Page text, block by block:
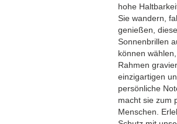
hohe
Sie wandern,
genießen,
Sonnenbrillen
können
Rahmen
einzigartigen
persönliche
macht sie zum
Menschen.